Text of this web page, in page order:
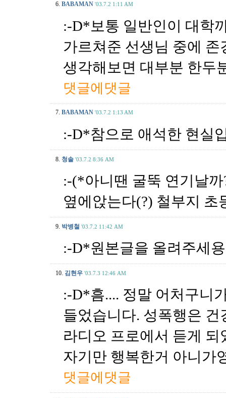
6. BABAMAN '03.7.2 1:11 AM
:-D*보통 일반인이 대학
가르쳐준 선생님 중에
생각해보면 대부분 한두
댓글에댓글
7. BABAMAN '03.7.2 1:13 AM
:-D*참으로 애석한 현실
8. 청솔 '03.7.2 8:36 AM
:-(*아니땐 굴뚝 연기날
옆에앉는다(?) 철부지
9. 박병철 '03.7.2 11:42 AM
:-D*원본글을 올려주세
10. 김현우 '03.7.3 12:46 AM
:-D*흠.... 정말 어처구니
들었습니다. 성폭행은
라디오 프로에서 듣게
자기만 행복한거 아니가
댓글에댓글